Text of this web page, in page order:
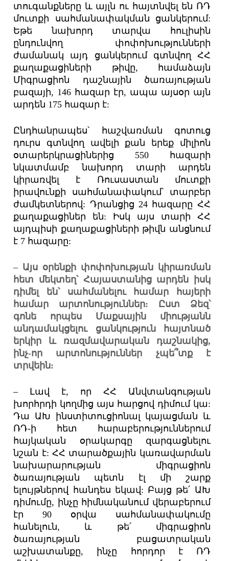
տուգանքները և այլն ու հայտնվել են ՌԴ
մուտքի սահմանափակման ցանկերում:
Եթե նախորդ տարվա հուլիսին
ընդունվող փոփոխությունների
ժամանակ այդ ցանկերում գտնվող ՀՀ
քաղաքացիների թիվը, համաձայն
Միգրացիոն դաշնային ծառայության
բազայի, 146 հազար էր, ապա այսօր այն
արդեն 175 հազար է:
Ընդհանրապես՝ հաշվառման գոտուց
դուրս գտնվող ավելի քան երեք միլիոն
օտարերկրացիներից 550 հազարի
նկատմամբ նախորդ տարի արդեն
կիրառվել է Ռուսաստան մուտքի
իրավունքի սահմանափակում՝ տարբեր
ժամկետներով: Դրանցից 24 հազարը ՀՀ
քաղաքացիներ են: Իսկ այս տարի ՀՀ
այդպիսի քաղաքացիների թիվն անցնում
է 7 հազարը:
– Այս օրենքի փոփոխության կիրառման
հետ մեկտեղ՝ Հայաստանից արդեն իսկ
դիմել են՝ սահմանելու համար հայերի
համար արտոնություններ: Ըստ Ձեզ՝
գոնե որպես Մաքսային միությանն
անդամակցելու ցանկություն հայտնած
երկիր և ռազմավարական դաշնակից,
ինչ-որ արտոնություններ չպե՞տք է
տրվեին:
– Լավ է, որ ՀՀ Անվտանգության
խորհրդի կողմից այս հարցով դիմում կա:
Դա ԱԽ ինստիտուցիոնալ կայացման և
ՌԴ-ի հետ հարաբերություններում
հայկական օրակարգը զարգացնելու
նշան է: ՀՀ տարածքային կառավարման
նախարարության միգրացիոն
ծառայության պետն էլ մի շարք
ելույթներով հանդես եկավ: Բայց թե՛ ԱԽ
դիմումը, ինչը հիմնականում վերաբերում
էր 90 օրվա սահմանափակումը
հանելուն, և թե՛ միգրացիոն
ծառայության բացատրական
աշխատանքը, ինչը հորդոր է ՌԴ